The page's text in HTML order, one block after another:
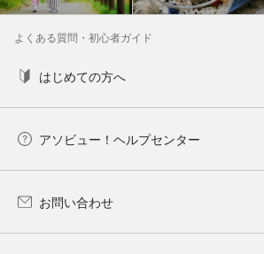
よくある質問・初心者ガイド
はじめての方へ
アソビュー！ヘルプセンター
お問い合わせ